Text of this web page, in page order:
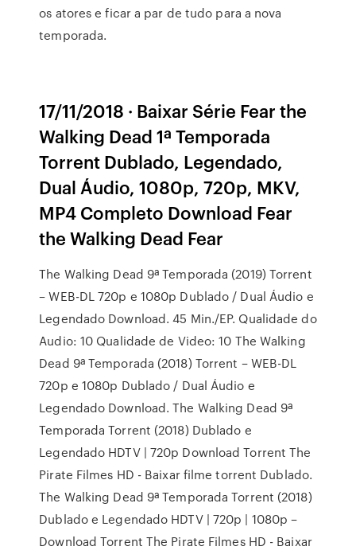
os atores e ficar a par de tudo para a nova
temporada.
17/11/2018 · Baixar Série Fear the
Walking Dead 1ª Temporada
Torrent Dublado, Legendado,
Dual Áudio, 1080p, 720p, MKV,
MP4 Completo Download Fear
the Walking Dead Fear
The Walking Dead 9ª Temporada (2019) Torrent
– WEB-DL 720p e 1080p Dublado / Dual Áudio e
Legendado Download. 45 Min./EP. Qualidade do
Audio: 10 Qualidade de Video: 10 The Walking
Dead 9ª Temporada (2018) Torrent – WEB-DL
720p e 1080p Dublado / Dual Áudio e
Legendado Download. The Walking Dead 9ª
Temporada Torrent (2018) Dublado e
Legendado HDTV | 720p Download Torrent The
Pirate Filmes HD - Baixar filme torrent Dublado.
The Walking Dead 9ª Temporada Torrent (2018)
Dublado e Legendado HDTV | 720p | 1080p –
Download Torrent The Pirate Filmes HD - Baixar